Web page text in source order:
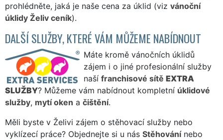
prohlédněte, jaká je naše cena za úklid (viz vánoční
úklidy Želiv ceník).
DALŠÍ SLUŽBY, KTERÉ VÁM MŮŽEME NABÍDNOUT
Máte kromě vánočních úklidů
zájem i o jiné profesionální služby
naší franchisové sítě EXTRA
SLUŽBY? Můžeme vám nabídnout kompletní úklidové
služby, mytí oken a čištění.
Měli byste v Želivi zájem o stěhovací služby nebo
vyklízecí práce? Objednejte si u nás Stěhovánínebo